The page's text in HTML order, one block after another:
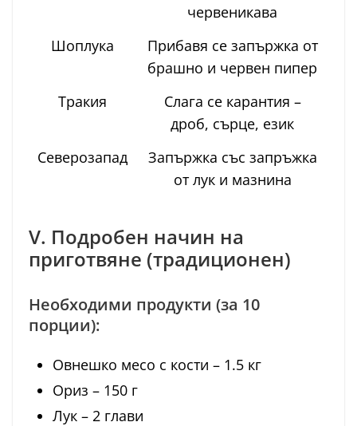
червеникава
Шоплука
Прибавя се запържка от
брашно и червен пипер
Тракия
Слага се карантия –
дроб, сърце, език
Северозапад
Запържка със запръжка
от лук и мазнина
V. Подробен начин на
приготвяне (традиционен)
Необходими продукти (за 10
порции):
Овнешко месо с кости – 1.5 кг
Ориз – 150 г
Лук – 2 глави